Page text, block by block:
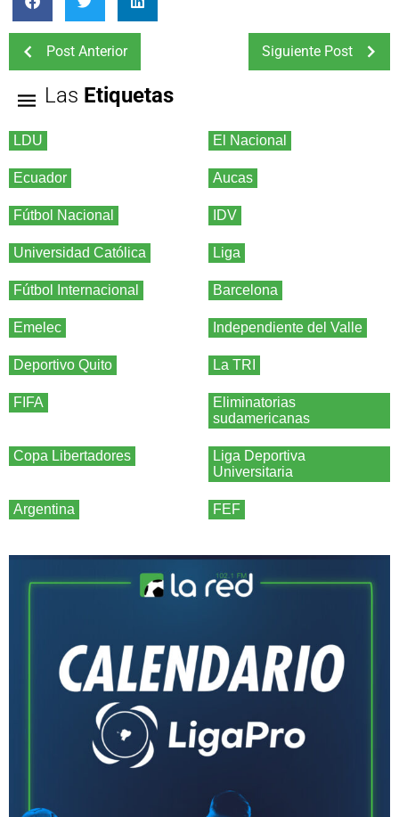
Post Anterior Siguiente Post
Las Etiquetas
LDU El Nacional
Ecuador Aucas
Fútbol Nacional IDV
Universidad Católica Liga
Fútbol Internacional Barcelona
Emelec Independiente del Valle
Deportivo Quito La TRI
FIFA
Eliminatorias
sudamericanas
Copa Libertadores
Liga Deportiva
Universitaria
Argentina FEF